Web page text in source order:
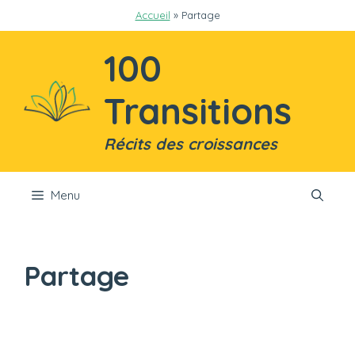
au
Accueil » Partage
100
Transitions
Récits des croissances
Menu
Partage